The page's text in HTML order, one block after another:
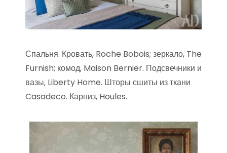
Спальня. Кровать, Roche Bobois; зеркало, The
Furnish; комод, Maison Bernier. Подсвечники и
вазы, Liberty Home. Шторы сшиты из ткани
Casadeco. Карниз, Houles.